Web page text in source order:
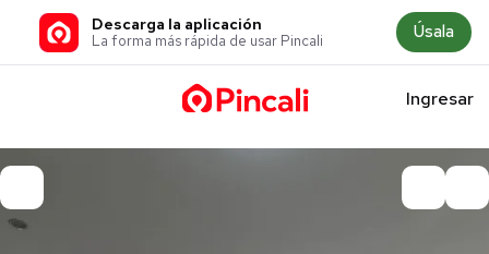
Descarga la aplicación
La forma más rápida de usar Pincali Úsala
Ingresar